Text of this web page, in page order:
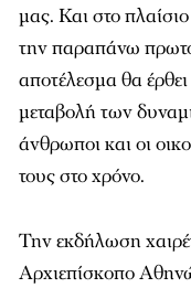
μας. Και στο
την παραπάνω
αποτέλεσμα θα
μεταβολή των
άνθρωποι και οι
τους στο χρόνο.
Την εκδήλωση
Αρχιεπίσκοπο